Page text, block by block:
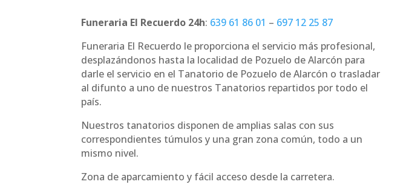
Funeraria El Recuerdo 24h: 639 61 86 01 – 697 12 25 87
Funeraria El Recuerdo le proporciona el servicio más profesional,
desplazándonos hasta la localidad de Pozuelo de Alarcón para
darle el servicio en el Tanatorio de Pozuelo de Alarcón o trasladar
al difunto a uno de nuestros Tanatorios repartidos por todo el
país.
Nuestros tanatorios disponen de amplias salas con sus
correspondientes túmulos y una gran zona común, todo a un
mismo nivel.
Zona de aparcamiento y fácil acceso desde la carretera.